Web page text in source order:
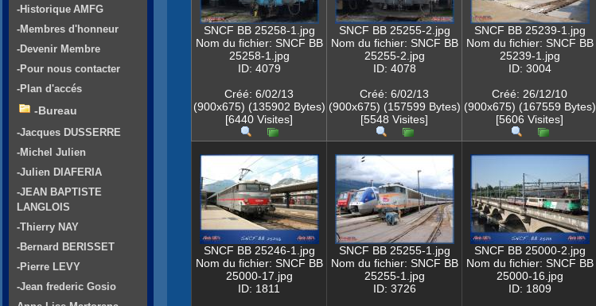
SNCF BB 25258-1.jpg
Nom du fichier: SNCF BB
25258-1.jpg
ID: 4079
Créé: 6/02/13
(900x675) (135902 Bytes)
[6440 Visites]
SNCF BB 25255-2.jpg
Nom du fichier: SNCF BB
25255-2.jpg
ID: 4078
Créé: 6/02/13
(900x675) (157599 Bytes)
[5548 Visites]
SNCF BB 25239-1.jpg
Nom du fichier: SNCF BB
25239-1.jpg
ID: 3004
Créé: 26/12/10
(900x675) (167559 Bytes)
[5606 Visites]
SNCF BB 25246-1.jpg
Nom du fichier: SNCF BB
25000-17.jpg
ID: 1811
SNCF BB 25255-1.jpg
Nom du fichier: SNCF BB
25255-1.jpg
ID: 3726
SNCF BB 25000-2.jpg
Nom du fichier: SNCF BB
25000-16.jpg
ID: 1809
-Historique AMFG
-Membres d'honneur
-Devenir Membre
-Pour nous contacter
-Plan d'accés
-Bureau
-Jacques DUSSERRE
-Michel Julien
-Julien DIAFERIA
-JEAN BAPTISTE
LANGLOIS
-Thierry NAY
-Bernard BERISSET
-Pierre LEVY
-Jean frederic Gosio